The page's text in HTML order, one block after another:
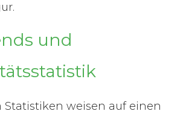
und
Statistiken weisen auf einen